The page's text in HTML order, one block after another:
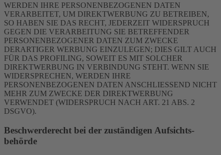
WERDEN IHRE PERSONENBEZOGENEN DATEN
VERARBEITET, UM DIREKTWERBUNG ZU BETREIBEN,
SO HABEN SIE DAS RECHT, JEDERZEIT WIDERSPRUCH
GEGEN DIE VERARBEITUNG SIE BETREFFENDER
PERSONENBEZOGENER DATEN ZUM ZWECKE
DERARTIGER WERBUNG EINZULEGEN; DIES GILT AUCH
FÜR DAS PROFILING, SOWEIT ES MIT SOLCHER
DIREKTWERBUNG IN VERBINDUNG STEHT. WENN SIE
WIDERSPRECHEN, WERDEN IHRE
PERSONENBEZOGENEN DATEN ANSCHLIESSEND NICHT
MEHR ZUM ZWECKE DER DIREKTWERBUNG
VERWENDET (WIDERSPRUCH NACH ART. 21 ABS. 2
DSGVO).
Beschwerde­recht bei der zuständigen Aufsichts­
behörde